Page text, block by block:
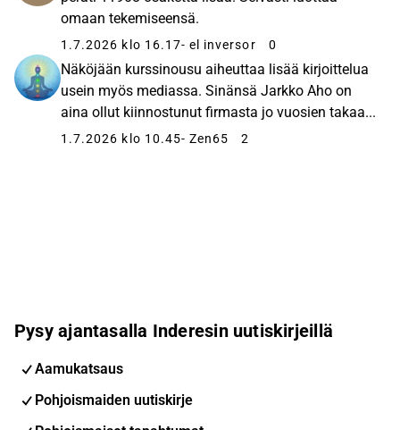
omaan tekemiseensä.
1.7.2026 klo 16.17- el inversor 0
Näköjään kurssinousu aiheuttaa lisää kirjoittelua
usein myös mediassa. Sinänsä Jarkko Aho on
aina ollut kiinnostunut firmasta jo vuosien takaa...
1.7.2026 klo 10.45- Zen65 2
Pysy ajantasalla Inderesin uutiskirjeillä
Aamukatsaus
Pohjoismaiden uutiskirje